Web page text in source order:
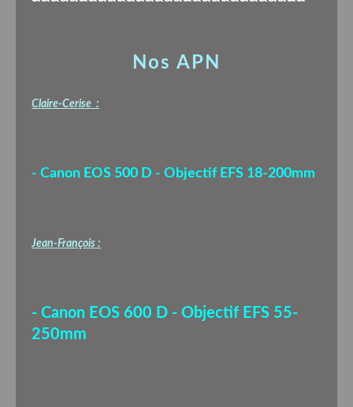
Nos APN
Claire-Cerise :
- Canon EOS 500 D - Objectif EFS 18-200mm
Jean-François :
- Canon EOS 600 D - Objectif EFS 55-
250mm